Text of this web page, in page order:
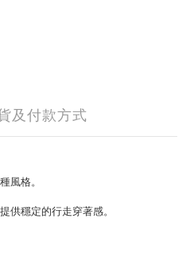
及付款方式
風格。
供穩定的行走穿著感。